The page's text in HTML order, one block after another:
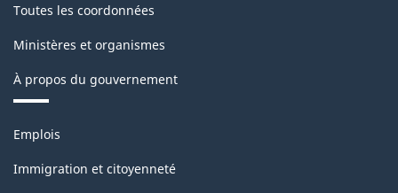
Toutes les coordonnées
Ministères et organismes
À propos du gouvernement
Thèmes
sujets
Emplois
Immigration et citoyenneté